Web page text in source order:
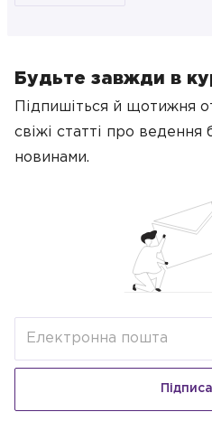
Будьте завжди в
Підпишіться й щотижня
свіжі статті про ведення
новинами.